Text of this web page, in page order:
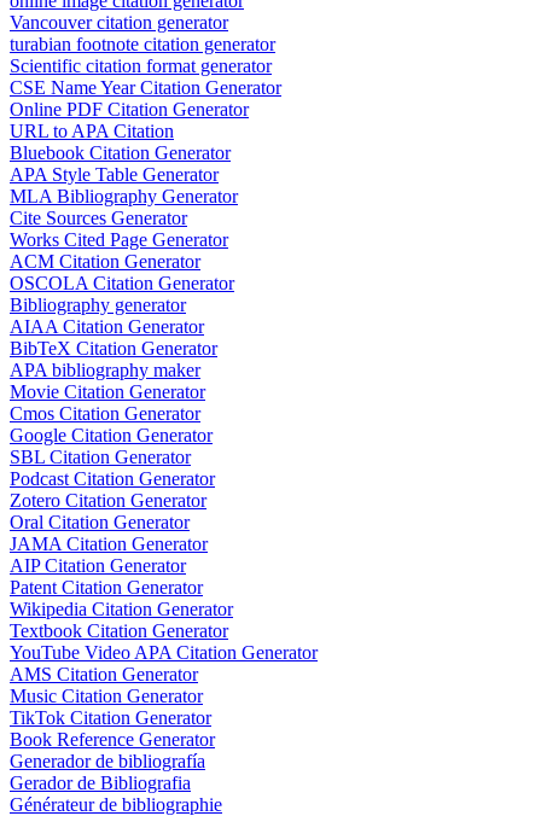
Vancouver citation generator
turabian footnote citation generator
Scientific citation format generator
CSE Name Year Citation Generator
Online PDF Citation Generator
URL to APA Citation
Bluebook Citation Generator
APA Style Table Generator
MLA Bibliography Generator
Cite Sources Generator
Works Cited Page Generator
ACM Citation Generator
OSCOLA Citation Generator
Bibliography generator
AIAA Citation Generator
BibTeX Citation Generator
APA bibliography maker
Movie Citation Generator
Cmos Citation Generator
Google Citation Generator
SBL Citation Generator
Podcast Citation Generator
Zotero Citation Generator
Oral Citation Generator
JAMA Citation Generator
AIP Citation Generator
Patent Citation Generator
Wikipedia Citation Generator
Textbook Citation Generator
YouTube Video APA Citation Generator
AMS Citation Generator
Music Citation Generator
TikTok Citation Generator
Book Reference Generator
Generador de bibliografía
Gerador de Bibliografia
Générateur de bibliographie